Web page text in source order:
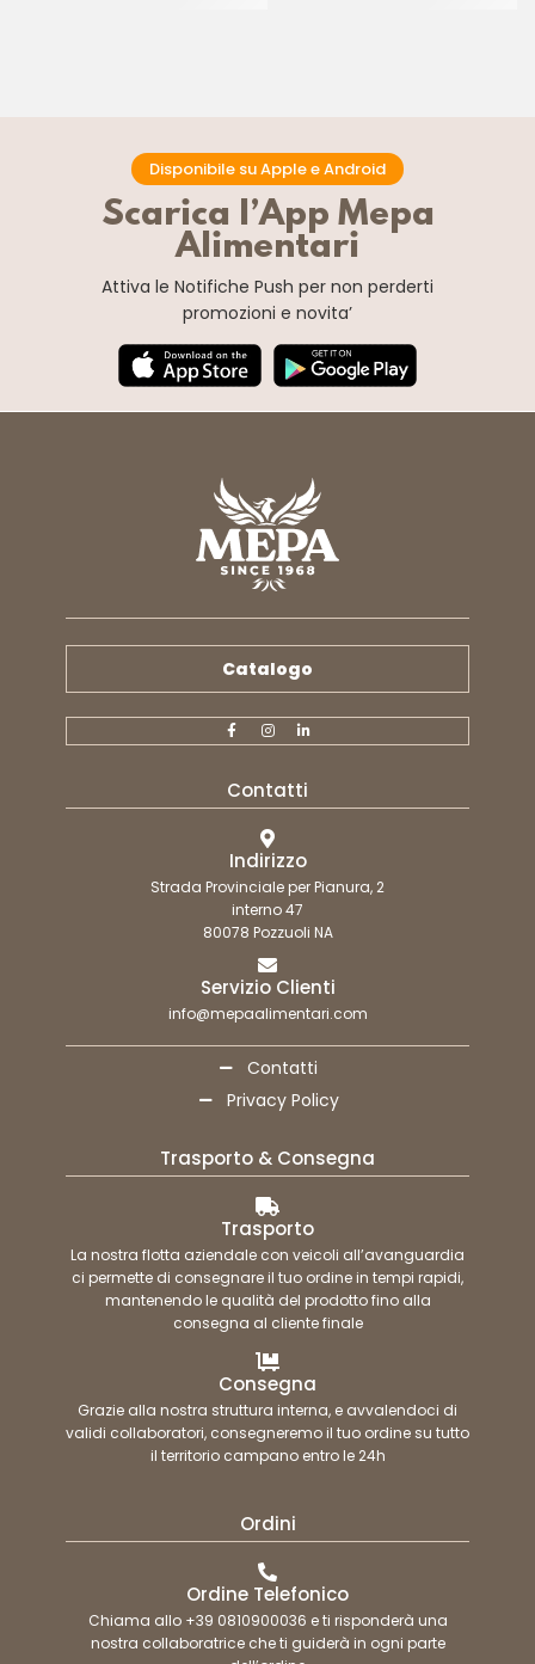
Disponibile su Apple e Android
Scarica l’App Mepa
Alimentari
Attiva le Notifiche Push per non perderti
promozioni e novita’
Catalogo
Contatti
Indirizzo
Strada Provinciale per Pianura, 2
interno 47
80078 Pozzuoli NA
Servizio Clienti
info@mepaalimentari.com
Contatti
Privacy Policy
Trasporto & Consegna
Trasporto
La nostra flotta aziendale con veicoli all’avanguardia
ci permette di consegnare il tuo ordine in tempi rapidi,
mantenendo le qualità del prodotto fino alla
consegna al cliente finale
Consegna
Grazie alla nostra struttura interna, e avvalendoci di
validi collaboratori, consegneremo il tuo ordine su tutto
il territorio campano entro le 24h
Ordini
Ordine Telefonico
Chiama allo +39 0810900036 e ti risponderà una
nostra collaboratrice che ti guiderà in ogni parte